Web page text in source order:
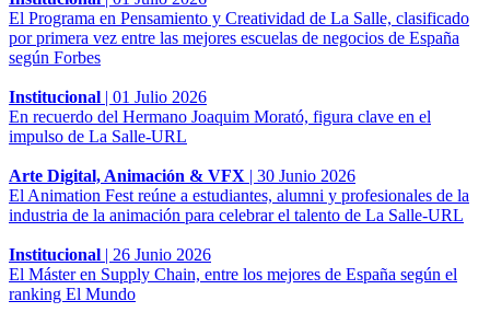
El Programa en Pensamiento y Creatividad de La Salle, clasificado
por primera vez entre las mejores escuelas de negocios de España
según Forbes
Institucional | 01 Julio 2026
En recuerdo del Hermano Joaquim Morató, figura clave en el
impulso de La Salle-URL
Arte Digital, Animación & VFX | 30 Junio 2026
El Animation Fest reúne a estudiantes, alumni y profesionales de la
industria de la animación para celebrar el talento de La Salle-URL
Institucional | 26 Junio 2026
El Máster en Supply Chain, entre los mejores de España según el
ranking El Mundo